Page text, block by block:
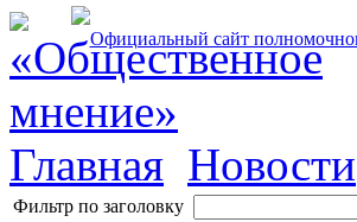
Главная Новости
Фильтр по заголовку